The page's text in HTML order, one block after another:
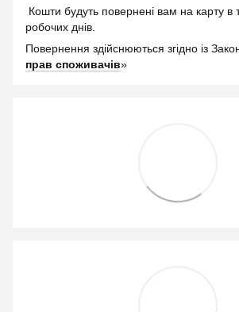
Кошти будуть повернені вам на карту в
робочих днів.
Повернення здійснюються згідно із
прав споживачів»